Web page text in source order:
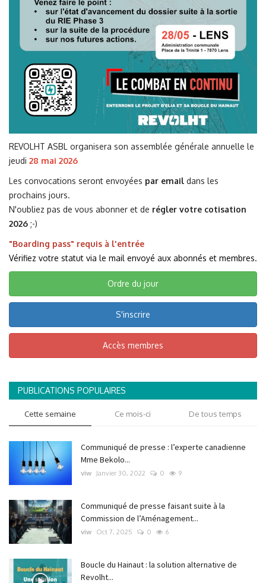
REVOLHT ASBL organisera son assemblée générale annuelle le
jeudi 28 mai 2026
Les convocations seront envoyées par email dans les
prochains jours.
N'oubliez pas de vous abonner et de régler votre cotisation
2026 ;-)
"Boarding pass" requis à l'entrée
Vérifiez votre statut via le mail envoyé aux abonnés et membres.
Ordre du jour
S'inscrire
Accès membres
PUBLICATIONS POPULAIRES
Cette semaine Ce mois-ci De tous temps
Communiqué de presse : l’experte canadienne
Mme Bekolo...
viw Janvier 30, 2022 0 9
Communiqué de presse faisant suite à la
Commission de l’Aménagement...
viw Oct 7, 2025 0 6
Boucle du Hainaut : la solution alternative de
Revolht...